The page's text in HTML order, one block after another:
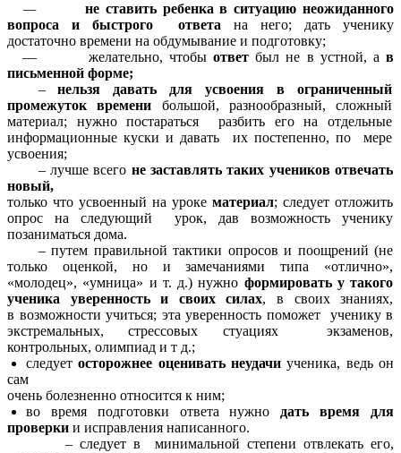
— не ставить ребенка в ситуацию неожиданного
вопроса
и быстрого ответа на него; дать ученику
достаточно времени на обдумывание и подготовку;
— желательно, чтобы ответ был не в устной, ав
письменной форме;
–нельзя давать для усвоения в ограниченный
промежуток времени большой, разнообразный, сложный
материал; нужно постараться
разбить eго на отдельные
информационные куски и давать их постепенно, по
мере
усвоения;
– лучше всего не заставлять таких учеников отвечать
новый,
только что усвоенный на урокематериал; следует отложить
опрос на следующий урок, дав возможность ученику
позаниматься дома.
– путем правильной тактики опросов и поощрений (не
только оценкой, но и замечаниями типа «отлично»,
«молодец», «умница» и т. д.) нужно формировать у такого
ученика уверенность и своих силах, в своих знаниях,
в возможности учиться; эта уверенность поможет ученику в
экстремальных, стрессовых стуациях экзаменов,
контрольных, олимпиад и т д.;
следуетосторожнее оценивать неудачи ученика, ведь он
сам
очень болезненно относится к ним;
во время подготовки ответа нужно дать время для
проверки и исправления написанного.
– следует в минимальной степени отвлекать его,